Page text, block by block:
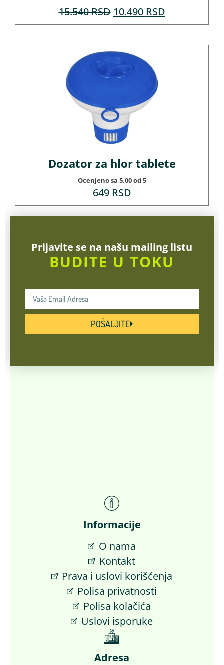
15.540RSD 10.490 RSD
Dozator za hlor tablete
Ocenjeno sa 5.00od 5
649 RSD
Prijavite se na našu mailing listu
BUDITE U TOKU
POŠALJITE
Informacije
O nama
Kontakt
Prava i uslovi korišćenja
Polisa privatnosti
Polisa kolačića
Uslovi isporuke
Adresa